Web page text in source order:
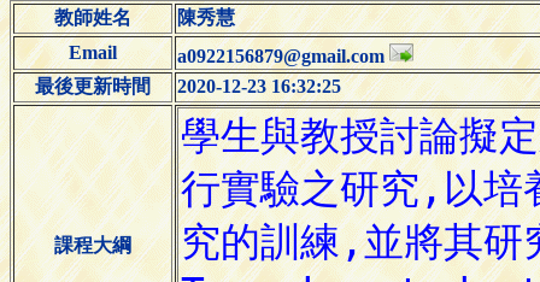
教師姓名
陳秀慧
Email
a0922156879@gmail.com
最後更新時間
2020-12-23 16:32:25
課程大綱